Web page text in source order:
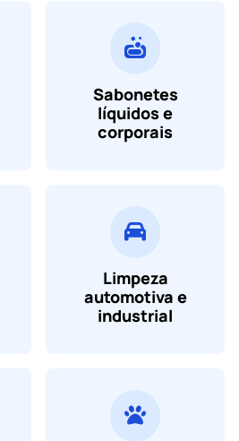
Sabonetes
líquidos e
corporais
Limpeza
automotiva e
industrial